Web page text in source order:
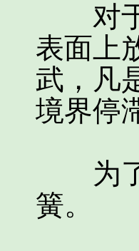
对于
表面上
武，凡
境界停
为了
簧。